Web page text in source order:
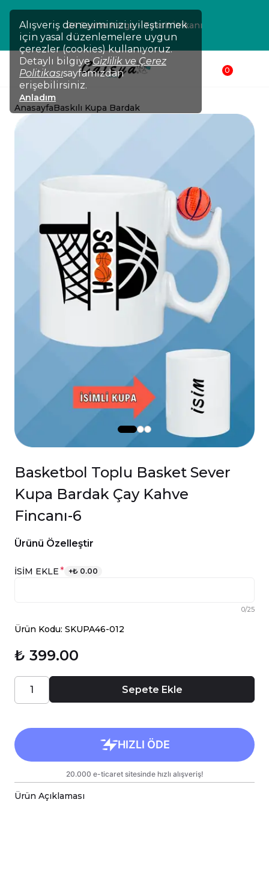
Alışveriş deneyiminizi iyileştirmek
için yasal düzenlemelere uygun
çerezler (cookies) kullanıyoruz.
Detaylı bilgiye Gizlilik ve Çerez
Politikasısayfamızdan
erişebilirsiniz.
Anladım
24 Saatte Kargo - Taksit İmkanı
0
AnasayfaBaskılı Kupa Bardak
Basketbol Toplu Basket Sever
Kupa Bardak Çay Kahve
Fincanı-6
Ürünü Özelleştir
İSİM EKLE* +₺ 0.00
0/25
Ürün Kodu: SKUPA46-012
₺ 399.00
Sepete Ekle
Ürün Açıklaması